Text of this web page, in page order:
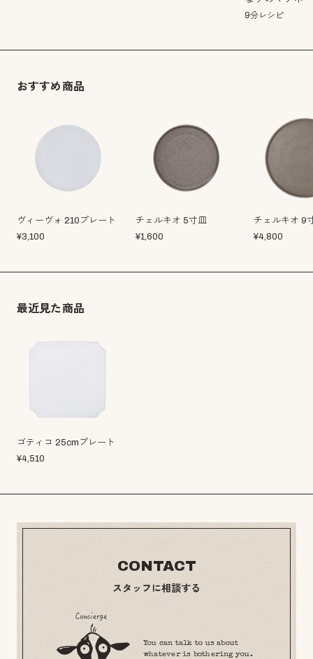
9分レシピ
おすすめ商品
ヴィーヴォ 210プレート
¥3,100
チェルキオ 5寸皿
¥1,600
チェルキオ 9
¥4,800
最近見た商品
ゴティコ 25cmプレート
¥4,510
CONTACT
スタッフに相談する
You can talk to us about
whatever is bothering you.